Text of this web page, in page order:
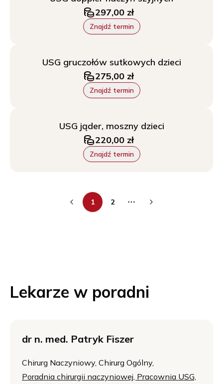
297,00 zł
Znajdź termin
USG gruczołów sutkowych dzieci
275,00 zł
Znajdź termin
USG jąder, moszny dzieci
220,00 zł
Znajdź termin
1 2 More pages
Lekarze w poradni
dr n. med. Patryk Fiszer
Chirurg Naczyniowy, Chirurg Ogólny,
Poradnia chirurgii naczyniowej, Pracownia USG,